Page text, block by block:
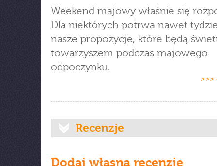
Weekend majowy właśnie się
Dla niektórych potrwa nawet
nasze propozycje, które będą
towarzyszem podczas majowego
odpoczynku.
>>>
Recenzje
Dodaj własną recenzję